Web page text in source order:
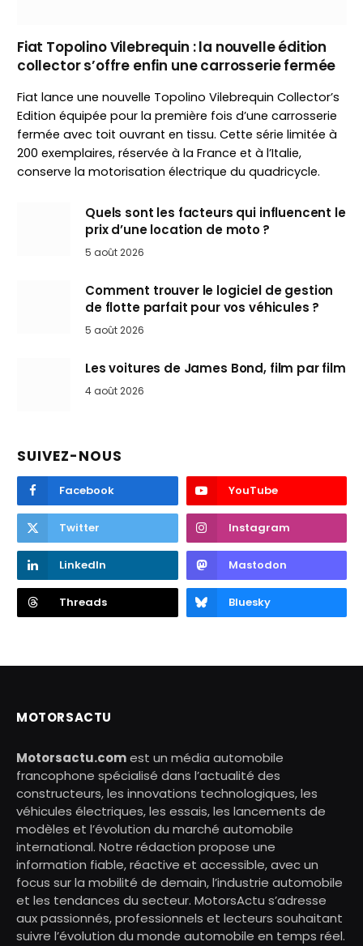
Fiat Topolino Vilebrequin : la nouvelle édition
collector s’offre enfin une carrosserie fermée
Fiat lance une nouvelle Topolino Vilebrequin Collector’s
Edition équipée pour la première fois d’une carrosserie
fermée avec toit ouvrant en tissu. Cette série limitée à
200 exemplaires, réservée à la France et à l’Italie,
conserve la motorisation électrique du quadricycle.
Quels sont les facteurs qui influencent le
prix d’une location de moto ?
5 août 2026
Comment trouver le logiciel de gestion
de flotte parfait pour vos véhicules ?
5 août 2026
Les voitures de James Bond, film par film
4 août 2026
SUIVEZ-NOUS
Facebook YouTube
Twitter Instagram
LinkedIn Mastodon
Threads Bluesky
MOTORSACTU
Motorsactu.comest un média automobile
francophone spécialisé dans l’actualité des
constructeurs, les innovations technologiques, les
véhicules électriques, les essais, les lancements de
modèles et l’évolution du marché automobile
international. Notre rédaction propose une
information fiable, réactive et accessible, avec un
focus sur la mobilité de demain, l’industrie automobile
et les tendances du secteur. MotorsActu s’adresse
aux passionnés, professionnels et lecteurs souhaitant
suivre l’évolution du monde automobile en temps réel.